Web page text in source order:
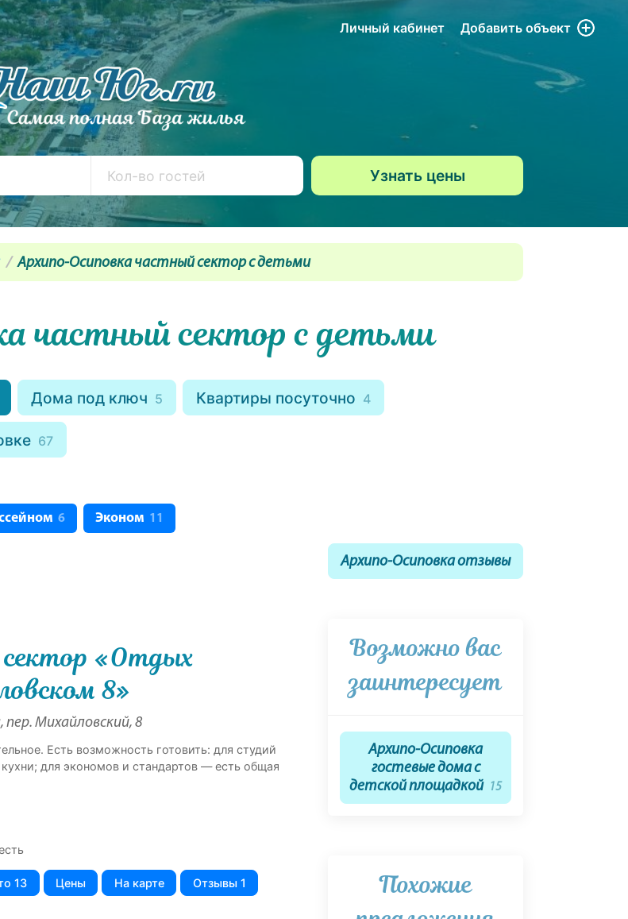
Личный кабинет Добавить объект
Архипо-Осиповка частный сектор с детьми
частный сектор с детьми
Дома под ключ 5 Квартиры посуточно 4
67
6 Эконом 11
«Отдых
8»
Михайловский, 8
Есть возможность готовить: для студий
для экономов и стандартов — есть общая
13 Цены На карте
Отзывы 1
Архипо-Осиповка отзывы
Возможно вас
заинтересует
Архипо-Осиповка
гостевые дома с
детской площадкой 15
Похожие